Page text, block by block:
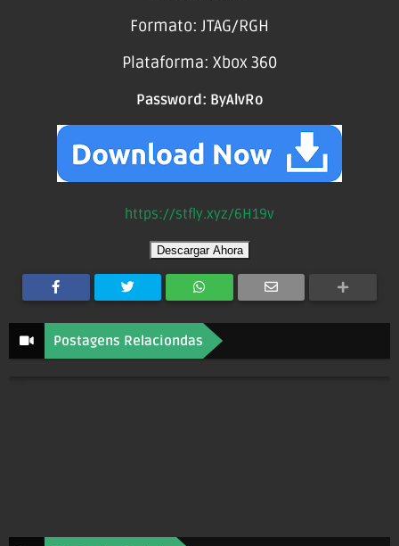
Formato: JTAG/RGH
Plataforma: Xbox 360
Password: ByAlvRo
https://stfly.xyz/6H19v
Descargar Ahora
Postagens Relaciondas